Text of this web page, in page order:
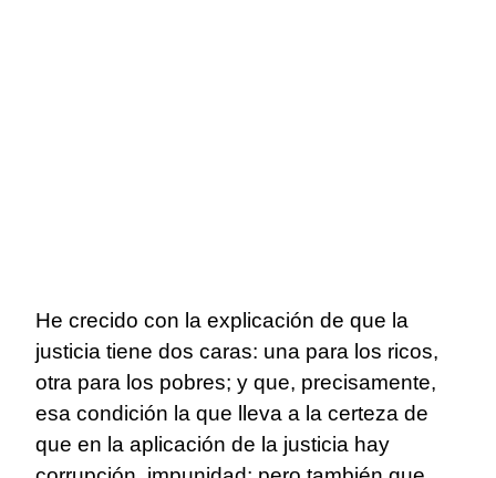
He crecido con la explicación de que la
justicia tiene dos caras: una para los ricos,
otra para los pobres; y que, precisamente,
esa condición la que lleva a la certeza de
que en la aplicación de la justicia hay